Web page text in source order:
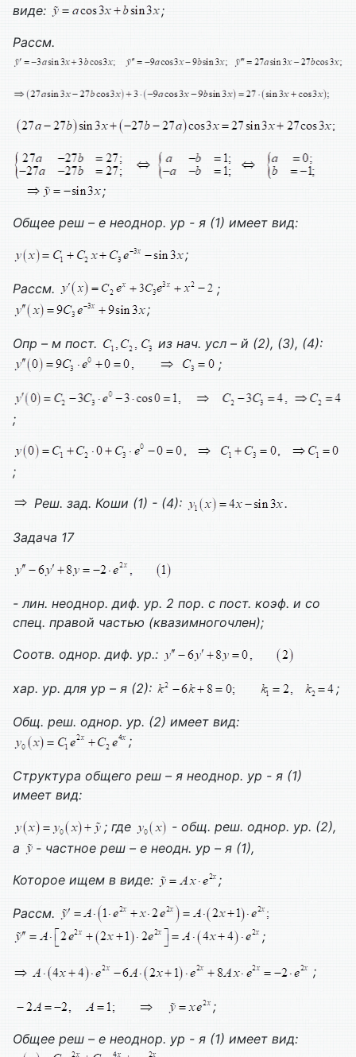
виде:
;
Рассм.
;
Общее реш – е неоднор. ур - я (1) имеет вид:
;
Рассм.
;
;
Опр – м пост.
из нач. усл – й (2), (3), (4):
;
;
;
Реш. зад. Коши (1) - (4):
.
Задача 17
- лин. неоднор. диф. ур. 2 пор. с пост. коэф. и со
спец. правой частью (квазимногочлен);
Соотв. однор. диф. ур.:
хар. ур. для ур – я (2): ;
Общ. реш. однор. ур. (2) имеет вид:
;
Структура общего реш – я неоднор. ур - я (1)
имеет вид:
; где
- общ. реш. однор. ур. (2),
а
- частное реш – е неодн. ур – я (1),
Которое ищем в виде: ;
Рассм.
;
;
;
Общее реш – е неоднор. ур - я (1) имеет вид: